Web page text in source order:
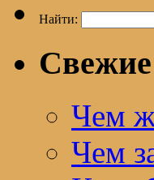
Найти:
Свежие
Чем
Чем